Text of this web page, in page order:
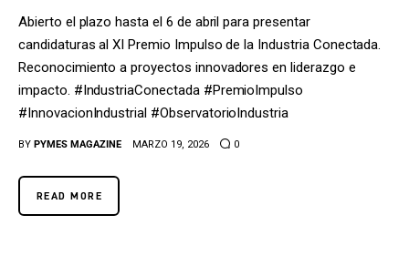
Abierto el plazo hasta el 6 de abril para presentar
candidaturas al XI Premio Impulso de la Industria Conectada.
Reconocimiento a proyectos innovadores en liderazgo e
impacto. #IndustriaConectada #PremioImpulso
#InnovacionIndustrial #ObservatorioIndustria
BY PYMES MAGAZINE MARZO 19, 2026 0
READ MORE